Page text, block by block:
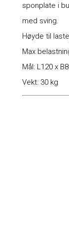
sponplate i
med sving.
Høyde til
Max
Mål: L120 x
Vekt: 30 kg